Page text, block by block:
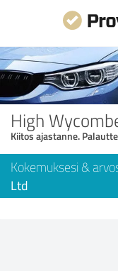
High
Kiitos ajastanne.
Kokemuksesi &
Ltd